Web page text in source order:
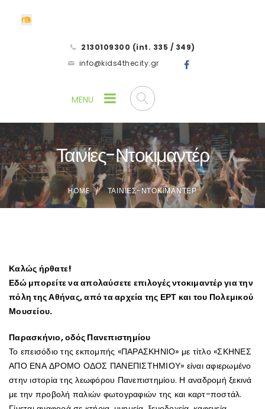
2130109300 (int. 335 / 349)
info@kids4thecity.gr
Ταινίες-Ντοκιμαντέρ
HOME ΤΑΙΝΙΕΣ-ΝΤΟΚΙΜΑΝΤΕΡ
Καλώς ήρθατε!
Εδώ μπορείτε να απολαύσετε επιλογές ντοκιμαντέρ για την
πόλη της Αθήνας, από τα αρχεία της ΕΡΤ και του Πολεμικού
Μουσείου.
Παρασκήνιο, οδός Πανεπιστημίου
Το επεισόδιο της εκπομπής «ΠΑΡΑΣΚΗΝΙΟ» με τίτλο «ΣΚΗΝΕΣ
ΑΠΟ ΕΝΑ ΔΡΟΜΟ ΟΔΟΣ ΠΑΝΕΠΙΣΤΗΜΙΟΥ» είναι αφιερωμένο
στην ιστορία της λεωφόρου Πανεπιστημίου. Η αναδρομή ξεκινά
με την προβολή παλιών φωτογραφιών της και καρτ-ποστάλ.